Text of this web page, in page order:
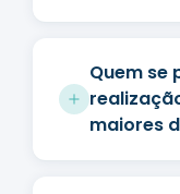
Quem se
maiores